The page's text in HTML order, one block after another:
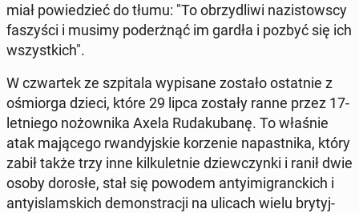
miał po­wie­dzieć do tłumu: "To obrzy­dli­wi na­zi­stow­scy
fa­szy­ści i musimy po­de­rżnąć im gardła i pozbyć się ich
wszyst­kich".
W czwar­tek ze szpi­ta­la wy­pi­sa­ne zostało ostat­nie z
ośmior­ga dzieci, które 29 lipca zostały ranne przez 17-
let­nie­go no­żow­ni­ka Axela Ru­da­ku­ba­nę. To właśnie
atak ma­ją­ce­go rwan­dyj­skie ko­rze­nie na­past­ni­ka, który
zabił także trzy inne kil­ku­let­nie dziew­czyn­ki i ranił dwie
osoby dorosłe, stał się powodem an­ty­imi­granc­kich i
an­ty­islam­skich de­mon­stra­cji na ulicach wielu bry­tyj­